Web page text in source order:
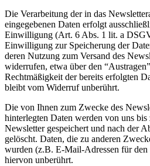
Die Verarbeitung der in das
eingegebenen Daten erfolgt
Einwilligung (Art. 6 Abs. 1 lit. a
Einwilligung zur Speicherung der
deren Nutzung zum Versand des
widerrufen, etwa über den
Rechtmäßigkeit der bereits erfolgten
bleibt vom Widerruf unberührt.
Die von Ihnen zum Zwecke des
hinterlegten Daten werden von uns
Newsletter gespeichert und nach der
gelöscht. Daten, die zu anderen
wurden (z.B. E-Mail-Adressen für
hiervon unberührt.